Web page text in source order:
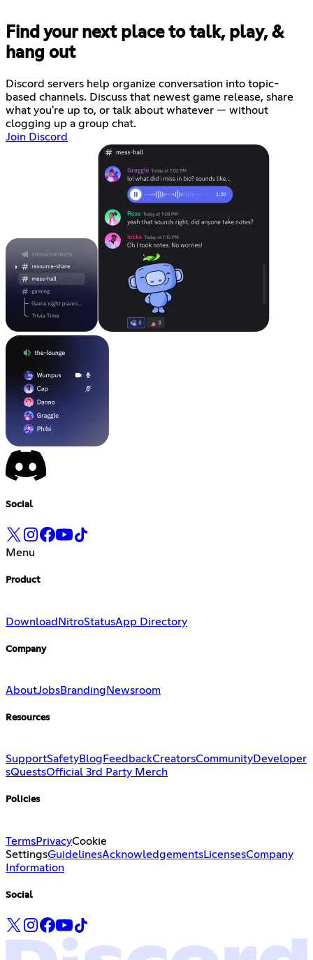
Find your next place to talk, play, &
hang out
Discord servers help organize conversation into topic-
based channels. Discuss that newest game release, share
what you're up to, or talk about whatever — without
clogging up a group chat.
Join Discord
Social
Menu
Product
DownloadNitroStatusApp Directory
Company
AboutJobsBranding Newsroom
Resources
SupportSafetyBlog FeedbackCreatorsCommunityDeveloper
sQuestsOfficial 3rd Party Merch
Policies
TermsPrivacyCookie
SettingsGuidelinesAcknowledgementsLicensesCompany
Information
Social